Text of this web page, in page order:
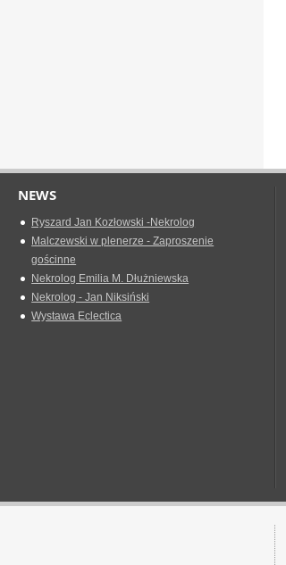
NEWS
Ryszard Jan Kozłowski -Nekrolog
Malczewski w plenerze - Zaproszenie
gościnne
Nekrolog Emilia M. Dłużniewska
Nekrolog - Jan Niksiński
Wystawa Eclectica